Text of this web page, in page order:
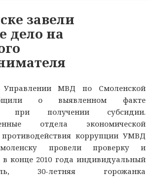
завели
дело на
МВД по Смоленской
о выявленном факте
при получении субсидии.
отдела экономической
противодействия коррупции УМВД
провели проверку и
в конце 2010 года индивидуальный
30-летняя горожанка